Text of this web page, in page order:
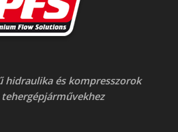
hidraulika és kompresszorok